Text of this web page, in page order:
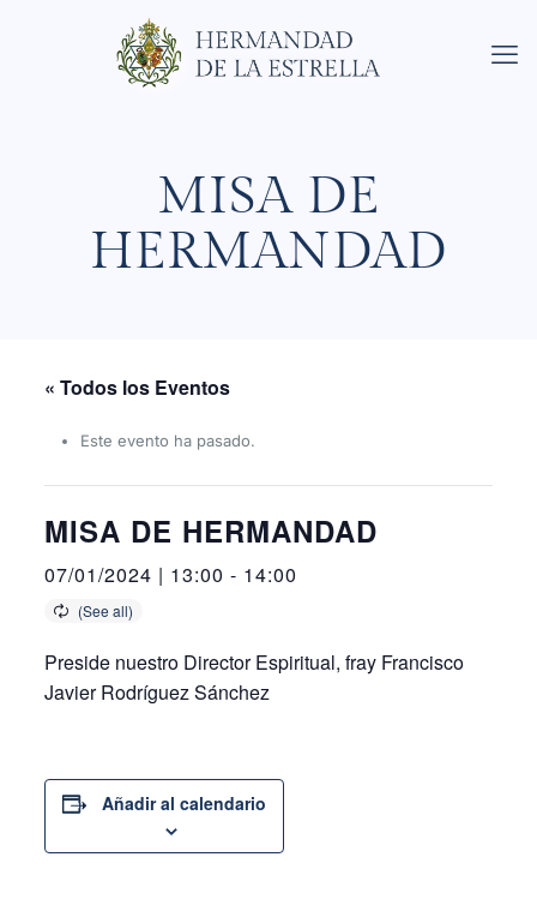
MISA DE
HERMANDAD
« Todos los Eventos
Este evento ha pasado.
MISA DE HERMANDAD
07/01/2024 | 13:00 - 14:00
Preside nuestro Director Espiritual, fray Francisco
Javier Rodríguez Sánchez
Añadir al calendario